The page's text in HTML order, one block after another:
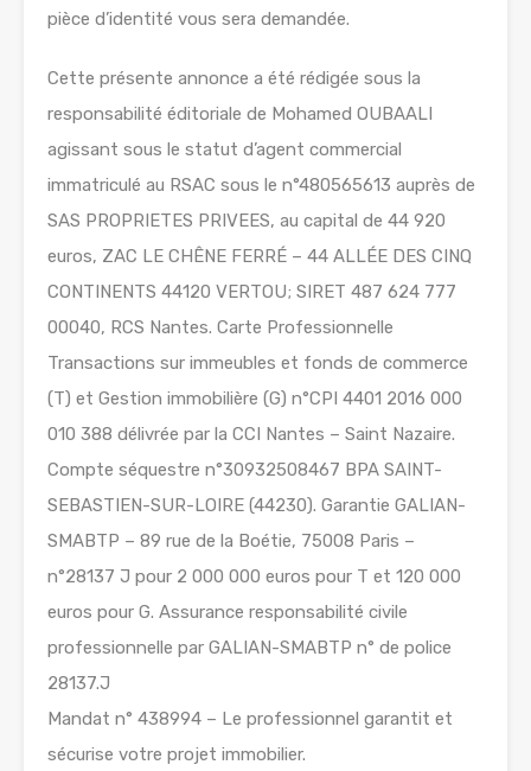
pièce d’identité vous sera demandée.
Cette présente annonce a été rédigée sous la
responsabilité éditoriale de Mohamed OUBAALI
agissant sous le statut d’agent commercial
immatriculé au RSAC sous le n°480565613 auprès de
SAS PROPRIETES PRIVEES, au capital de 44 920
euros, ZAC LE CHÊNE FERRÉ – 44 ALLÉE DES CINQ
CONTINENTS 44120 VERTOU; SIRET 487 624 777
00040, RCS Nantes. Carte Professionnelle
Transactions sur immeubles et fonds de commerce
(T) et Gestion immobilière (G) n°CPI 4401 2016 000
010 388 délivrée par la CCI Nantes – Saint Nazaire.
Compte séquestre n°30932508467 BPA SAINT-
SEBASTIEN-SUR-LOIRE (44230). Garantie GALIAN-
SMABTP – 89 rue de la Boétie, 75008 Paris –
n°28137 J pour 2 000 000 euros pour T et 120 000
euros pour G. Assurance responsabilité civile
professionnelle par GALIAN-SMABTP n° de police
28137.J
Mandat n° 438994 – Le professionnel garantit et
sécurise votre projet immobilier.